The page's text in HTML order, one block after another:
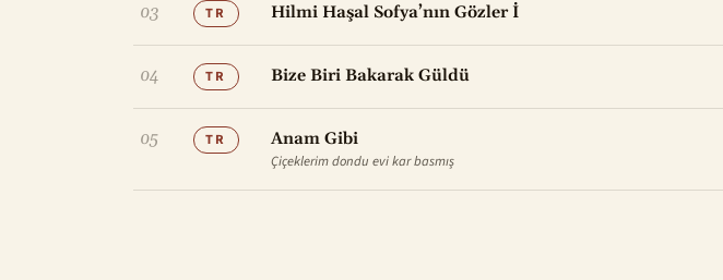
03 TR Hilmi Haşal Sofya’nın Gözler İ
04 TR Bize Biri Bakarak Güldü
05 TR Anam Gibi
Çiçeklerim dondu evi kar basmış